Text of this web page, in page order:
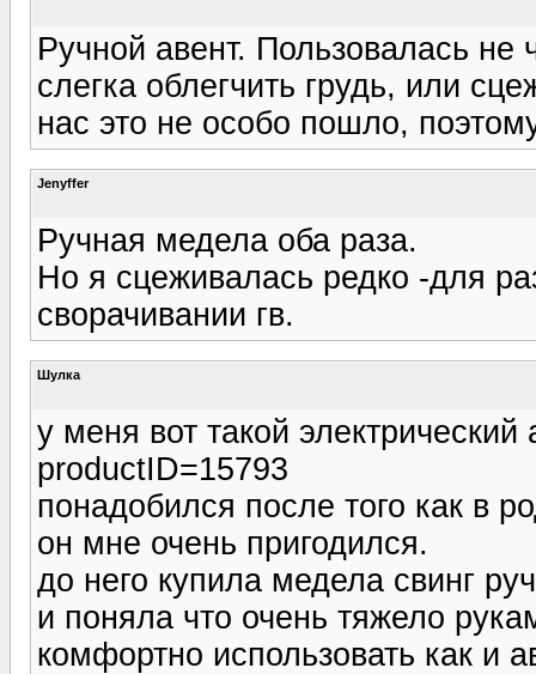
Ручной авент. Пользовалась не
слегка облегчить грудь, или
нас это не особо пошло,
Jenyffer
Ручная медела оба раза.
Но я сцеживалась редко -для
сворачивании гв.
Шулка
у меня вот такой
productID=15793
понадобился после того как в
он мне очень пригодился.
до него купила медела свинг
и поняла что очень тяжело
комфортно использовать как и